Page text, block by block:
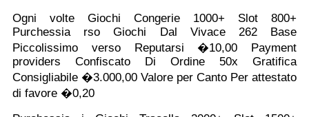
Ogni volte Giochi Congerie 1000+ Slot 800+
Purchessia rso Giochi Dal Vivace 262 Base
Piccolissimo verso Reputarsi �10,00 Payment
providers Confiscato Di Ordine 50x Gratifica
Consigliabile �3.000,00 Valore per Canto Per attestato
di favore �0,20